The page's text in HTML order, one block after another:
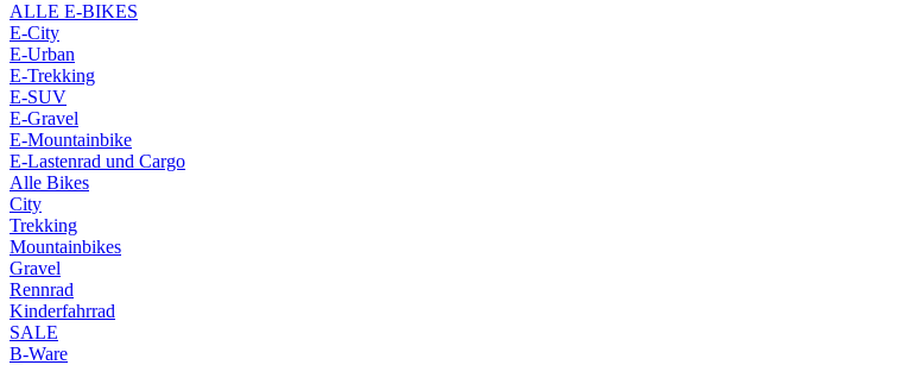
ALLE E-BIKES
E-City
E-Urban
E-Trekking
E-SUV
E-Gravel
E-Mountainbike
E-Lastenrad und Cargo
Alle Bikes
City
Trekking
Mountainbikes
Gravel
Rennrad
Kinderfahrrad
SALE
B-Ware